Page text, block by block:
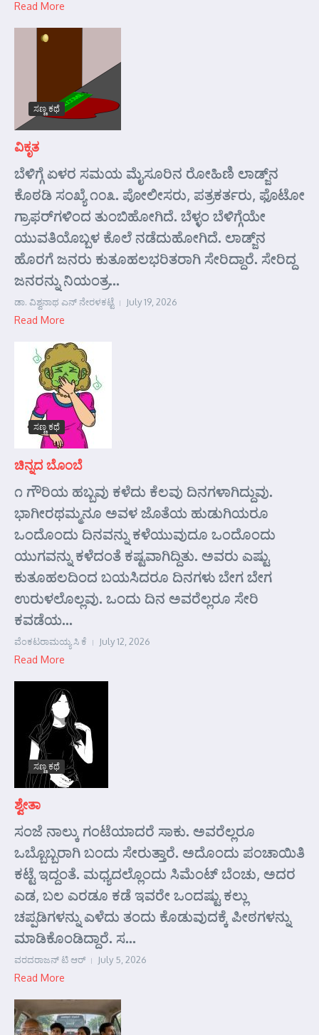
Read More
ಸಣ್ಣ ಕಥೆ
ವಿಕೃತ
ಬೆಳಿಗ್ಗೆ ಏಳರ ಸಮಯ ಮೈಸೂರಿನ ರೋಹಿಣಿ ಲಾಡ್ಜ್‌ನ
ಕೊಠಡಿ ಸಂಖ್ಯೆ ೧೦೩. ಪೋಲೀಸರು, ಪತ್ರಕರ್ತರು, ಫೊಟೋ
ಗ್ರಾಫರ್‌ಗಳಿಂದ ತುಂಬಿಹೋಗಿದೆ. ಬೆಳ್ಳಂ ಬೆಳಿಗ್ಗೆಯೇ
ಯುವತಿಯೊಬ್ಬಳ ಕೊಲೆ ನಡೆದುಹೋಗಿದೆ. ಲಾಡ್ಜ್‌ನ
ಹೊರಗೆ ಜನರು ಕುತೂಹಲಭರಿತರಾಗಿ ಸೇರಿದ್ದಾರೆ. ಸೇರಿದ್ದ
ಜನರನ್ನು ನಿಯಂತ್ರ...
ಡಾ. ವಿಶ್ವನಾಥ ಎನ್ ನೇರಳಕಟ್ಟೆ July 19, 2026
Read More
ಸಣ್ಣ ಕಥೆ
ಚಿನ್ನದ ಬೊಂಬೆ
೧ ಗೌರಿಯ ಹಬ್ಬವು ಕಳೆದು ಕೆಲವು ದಿನಗಳಾಗಿದ್ದುವು.
ಭಾಗೀರಥಮ್ಮನೂ ಅವಳ ಜೊತೆಯ ಹುಡುಗಿಯರೂ
ಒಂದೊಂದು ದಿನವನ್ನು ಕಳೆಯುವುದೂ ಒಂದೊಂದು
ಯುಗವನ್ನು ಕಳೆದಂತೆ ಕಷ್ಟವಾಗಿದ್ದಿತು. ಅವರು ಎಷ್ಟು
ಕುತೂಹಲದಿಂದ ಬಯಸಿದರೂ ದಿನಗಳು ಬೇಗ ಬೇಗ
ಉರುಳಲೊಲ್ಲವು. ಒಂದು ದಿನ ಅವರೆಲ್ಲರೂ ಸೇರಿ
ಕವಡೆಯ...
ವೆಂಕಟರಾಮಯ್ಯ ಸಿ ಕೆ July 12, 2026
Read More
ಸಣ್ಣ ಕಥೆ
ಶ್ವೇತಾ
ಸಂಜೆ ನಾಲ್ಕು ಗಂಟೆಯಾದರೆ ಸಾಕು. ಅವರೆಲ್ಲರೂ
ಒಬ್ಬೊಬ್ಬರಾಗಿ ಬಂದು ಸೇರುತ್ತಾರೆ. ಅದೊಂದು ಪಂಚಾಯಿತಿ
ಕಟ್ಟೆ ಇದ್ದಂತೆ. ಮಧ್ಯದಲ್ಲೊಂದು ಸಿಮೆಂಟ್ ಬೆಂಚು, ಅದರ
ಎಡ, ಬಲ ಎರಡೂ ಕಡೆ ಇವರೇ ಒಂದಷ್ಟು ಕಲ್ಲು
ಚಪ್ಪಡಿಗಳನ್ನು ಎಳೆದು ತಂದು ಕೊಡುವುದಕ್ಕೆ ಪೀಠಗಳನ್ನು
ಮಾಡಿಕೊಂಡಿದ್ದಾರೆ. ಸ...
ವರದರಾಜನ್ ಟಿ ಆರ್ July 5, 2026
Read More